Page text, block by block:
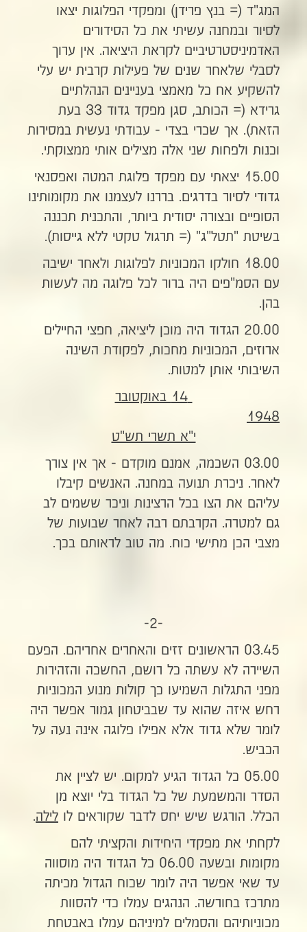
המג"ד (= בנץ פרידן) ומפקדי הפלוגות יצאו
לסיור ובמחנה עשיתי את כל הסידורים
האדמיניסטרטיביים לקראת היציאה. אין ערוך
לסבלי שלאחר שנים של פעילות קרבית יש עלי
להשקיע אח כל מאמצי בעניינים הנהלתיים
גרידא (= הכותב, סגן מפקד גדוד 33 בעת
הזאת). אך שכרי בצדי - עבודתי נעשית במסירות
וכנות ולפחות שני אלה מצילים אותי ממצוקתי.
15.00 יצאתי עם מפקד פלוגת המטה ואפסנאי
גדודי לסיור בדרגים. בררנו לעצמנו את מקומותינו
הסופיים ובצורה יסודית ביותר, והתכנית תכננה
בשיטת "תטל"ג" (= תרגול טקטי ללא גייסות).
18.00 חולקו המכוניות לפלוגות ולאחר ישיבה
עם הסמ"פים היה ברור לכל פלוגה מה לעשות
בהן.
20.00 הגדוד היה מוכן ליציאה, חפצי החיילים
ארוזים, המכוניות מחכות, לפקודת השינה
השיבותי אותן למטות.
14 באוקטובר
1948
י"א תשרי תש"ט
03.00 השכמה, אמנם מוקדם - אך אין צורך
לאחר. ניכרת תנועה במחנה. האנשים קיבלו
עליהם את הצו בכל הרצינות וניכר ששמים לב
גם למטרה. הקרבתם רבה לאחר שבועות של
מצבי הכן מתישי כוח. מה טוב לראותם בכך.
-2-
03.45 הראשונים זזים והאחרים אחריהם. הפעם
השיירה לא עשתה כל רושם, החשכה והזהירות
מפני התגלות השמיעו כך קולות מנוע המכוניות
רחש איזה שהוא עד שבביטחון גמור אפשר היה
לומר שלא גדוד אלא אפילו פלוגה אינה נעה על
הכביש.
05.00 כל הגדוד הגיע למקום. יש לציין את
הסדר והמשמעת של כל הגדוד בלי יוצא מן
הכלל. הורגש שיש יחס לדבר שקוראים לו לילה.
לקחתי את מפקדי היחידות והקציתי להם
מקומות ובשעה 06.00 כל הגדוד היה מוסווה
עד שאי אפשר היה לומר שכוח הגדול מכיתה
מתרכז בחורשה. הנהגים עמלו כדי להסוות
מכוניותיהם והסמלים למיניהם עמלו באבטחת